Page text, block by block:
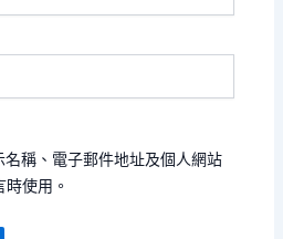
名稱、電子郵件地址及個人網站
使用。